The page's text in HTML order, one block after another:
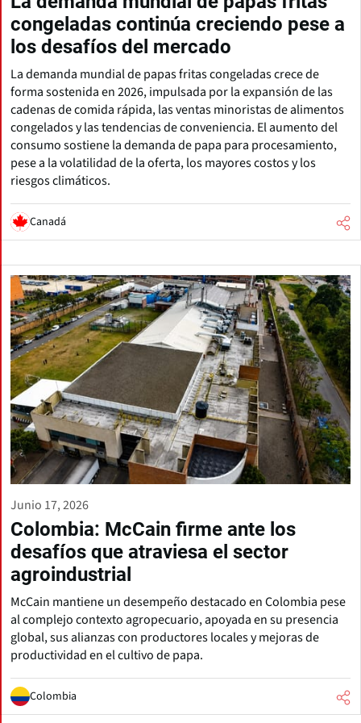
congeladas continúa creciendo pese a
los desafíos del mercado
La demanda mundial de papas fritas congeladas crece de
forma sostenida en 2026, impulsada por la expansión de las
cadenas de comida rápida, las ventas minoristas de alimentos
congelados y las tendencias de conveniencia. El aumento del
consumo sostiene la demanda de papa para procesamiento,
pese a la volatilidad de la oferta, los mayores costos y los
riesgos climáticos.
Canadá
Junio 17, 2026
Colombia: McCain firme ante los
desafíos que atraviesa el sector
agroindustrial
McCain mantiene un desempeño destacado en Colombia pese
al complejo contexto agropecuario, apoyada en su presencia
global, sus alianzas con productores locales y mejoras de
productividad en el cultivo de papa.
Colombia